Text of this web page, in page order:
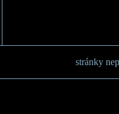
stránky